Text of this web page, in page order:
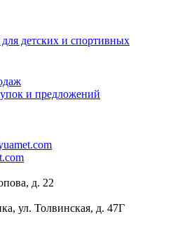
и предложений
д. 22
ул. Толвинская, д. 47Г